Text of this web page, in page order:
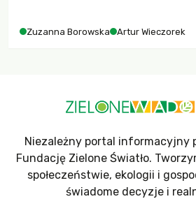
Zuzanna Borowska Artur Wieczorek
Niezależny portal informacyjny
Fundację Zielone Światło.
społeczeństwie, ekologii i
świadome decyzje i